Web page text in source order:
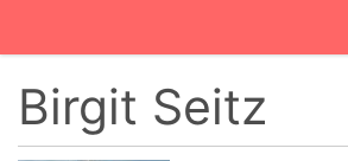
Birgit Seitz